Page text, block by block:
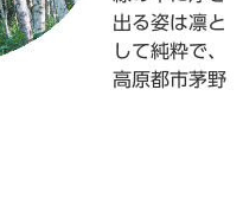
出る姿は凛と
して純粋で、
高原都市茅野